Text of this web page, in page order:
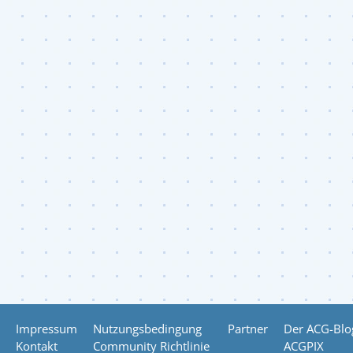
Impressum
Kontakt
Nutzungsbedingung
Community Richtlinie
Partner
Der ACG-
ACGPIX